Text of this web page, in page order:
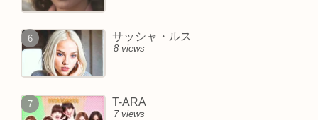
サッシャ・ルス
8 views
T-ARA
7 views